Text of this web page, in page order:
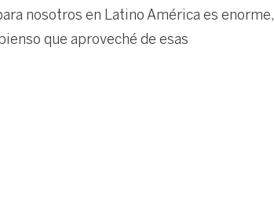
nosotros en Latino América es enorme,
que aproveché de esas